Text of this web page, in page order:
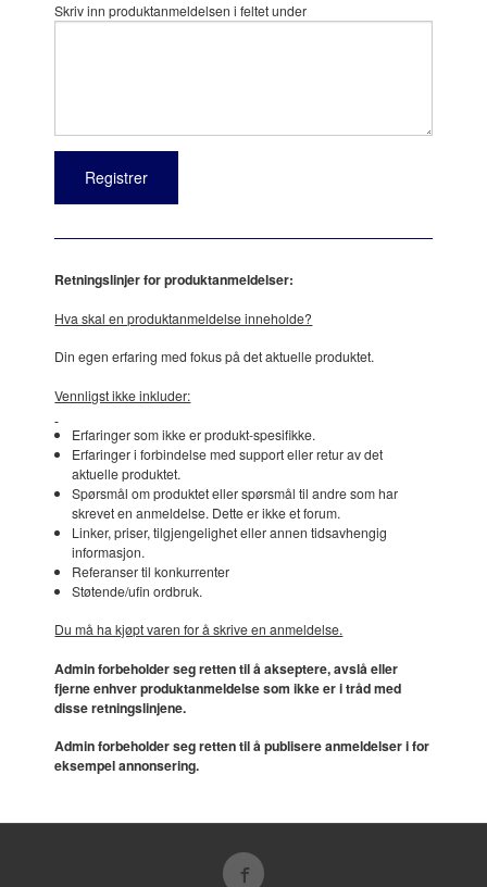
Skriv inn produktanmeldelsen i feltet under
Retningslinjer for produktanmeldelser:
Hva skal en produktanmeldelse inneholde?
Din egen erfaring med fokus på det aktuelle produktet.
Vennligst ikke inkluder:
Erfaringer som ikke er produkt-spesifikke.
Erfaringer i forbindelse med support eller retur av det
aktuelle produktet.
Spørsmål om produktet eller spørsmål til andre som har
skrevet en anmeldelse. Dette er ikke et forum.
Linker, priser, tilgjengelighet eller annen tidsavhengig
informasjon.
Referanser til konkurrenter
Støtende/ufin ordbruk.
Du må ha kjøpt varen for å skrive en anmeldelse.
Admin forbeholder seg retten til å akseptere, avslå eller
fjerne enhver produktanmeldelse som ikke er i tråd med
disse retningslinjene.
Admin forbeholder seg retten til å publisere anmeldelser i for
eksempel annonsering.